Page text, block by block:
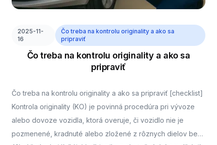
2025-11-
16
Čo treba na kontrolu originality a ako sa
pripraviť
Čo treba na kontrolu originality a ako sa
pripraviť
Čo treba na kontrolu originality a ako sa pripraviť [checklist]
Kontrola originality (KO) je povinná procedúra pri vývoze
alebo dovoze vozidla, ktorá overuje, či vozidlo nie je
pozmenené, kradnuté alebo zložené z rôznych dielov bez